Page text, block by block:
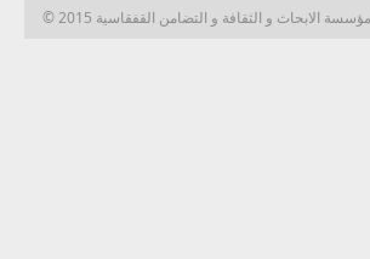
© 2015 مؤسسة الابحاث و الثقافة و التضامن القفقاسية